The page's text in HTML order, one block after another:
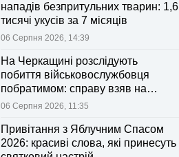
нападів безпритульних тварин: 1,6
тисячі укусів за 7 місяців
06 Серпня 2026, 14:39
На Черкащині розслідують
побиття військовослужбовця
побратимом: справу взяв на
контроль Лубінець
06 Серпня 2026, 11:35
Привітання з Яблучним Спасом
2026: красиві слова, які принесуть